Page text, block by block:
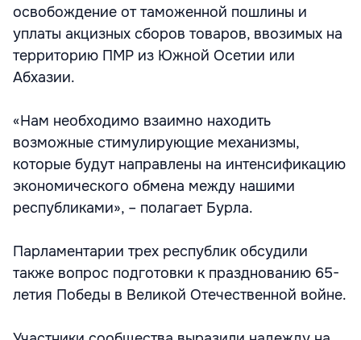
освобождение от таможенной пошлины и
уплаты акцизных сборов товаров, ввозимых на
территорию ПМР из Южной Осетии или
Абхазии.
«Нам необходимо взаимно находить
возможные стимулирующие механизмы,
которые будут направлены на интенсификацию
экономического обмена между нашими
республиками», – полагает Бурла.
Парламентарии трех республик обсудили
также вопрос подготовки к празднованию 65-
летия Победы в Великой Отечественной войне.